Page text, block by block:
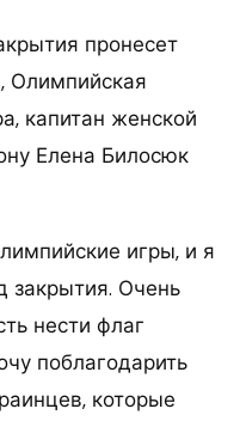
пронесет
Олимпийская
капитан женской
Елена Билосюк
игры, и я
закрытия. Очень
нести флаг
поблагодарить
которые